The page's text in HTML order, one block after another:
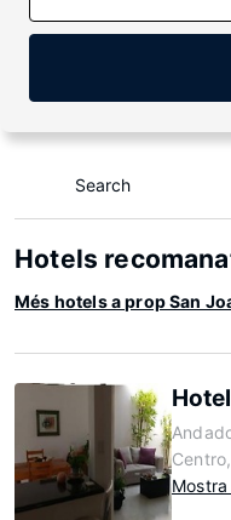
Search
Hotels
Més hotels a prop San